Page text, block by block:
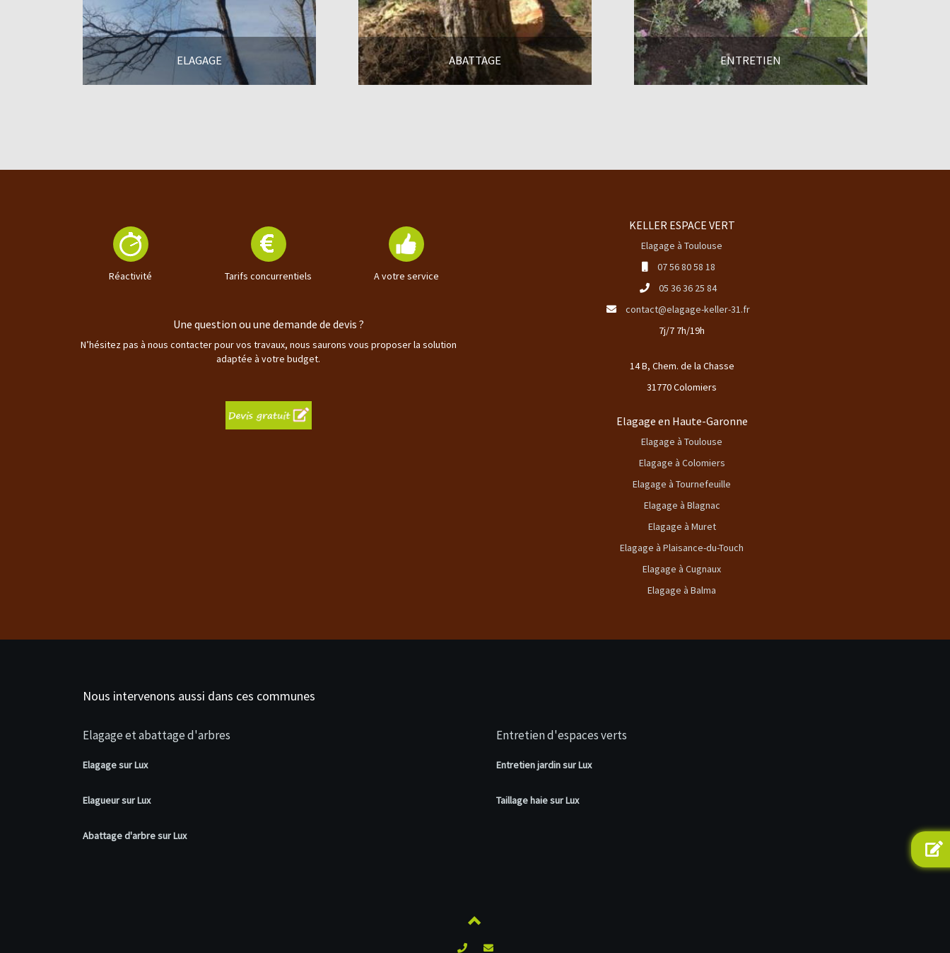
ELAGAGE ABATTAGE ENTRETIEN
Réactivité Tarifs concurrentiels A votre service
Une question ou une demande de devis ?
N’hésitez pas à nous contacter pour vos travaux, nous saurons vous proposer la solution
adaptée à votre budget.
KELLER ESPACE VERT
Elagage à Toulouse
07 56 80 58 18
05 36 36 25 84
contact@elagage-keller-31.fr
7j/7 7h/19h
14 B, Chem. de la Chasse
31770 Colomiers
Elagage en Haute-Garonne
Elagage à Toulouse
Elagage à Colomiers
Elagage à Tournefeuille
Elagage à Blagnac
Elagage à Muret
Elagage à Plaisance-du-Touch
Elagage à Cugnaux
Elagage à Balma
Nous intervenons aussi dans ces communes
Elagage et abattage d'arbres
Elagage sur Lux
Elagueur sur Lux
Abattage d'arbre sur Lux
Entretien d'espaces verts
Entretien jardin sur Lux
Taillage haie sur Lux